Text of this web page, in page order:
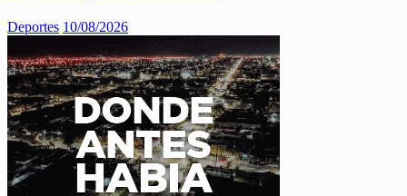
Deportes 10/08/2026